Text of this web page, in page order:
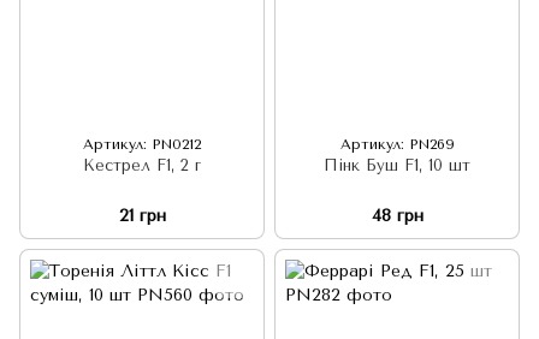
Артикул: PN0212
Кестрел F1, 2 г
21 грн
Артикул: PN269
Пінк Буш F1, 10 шт
48 грн